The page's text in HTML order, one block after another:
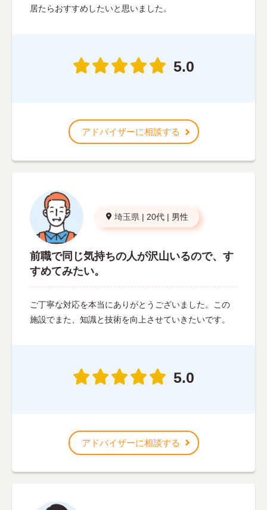
居たらおすすめしたいと思いました。
5.0
アドバイザーに相談する
埼玉県 | 20代 | 男性
前職で同じ気持ちの人が沢山いるので、す
すめてみたい。
ご丁寧な対応を本当にありがとうございました。この
施設でまた、知識と技術を向上させていきたいです。
5.0
アドバイザーに相談する